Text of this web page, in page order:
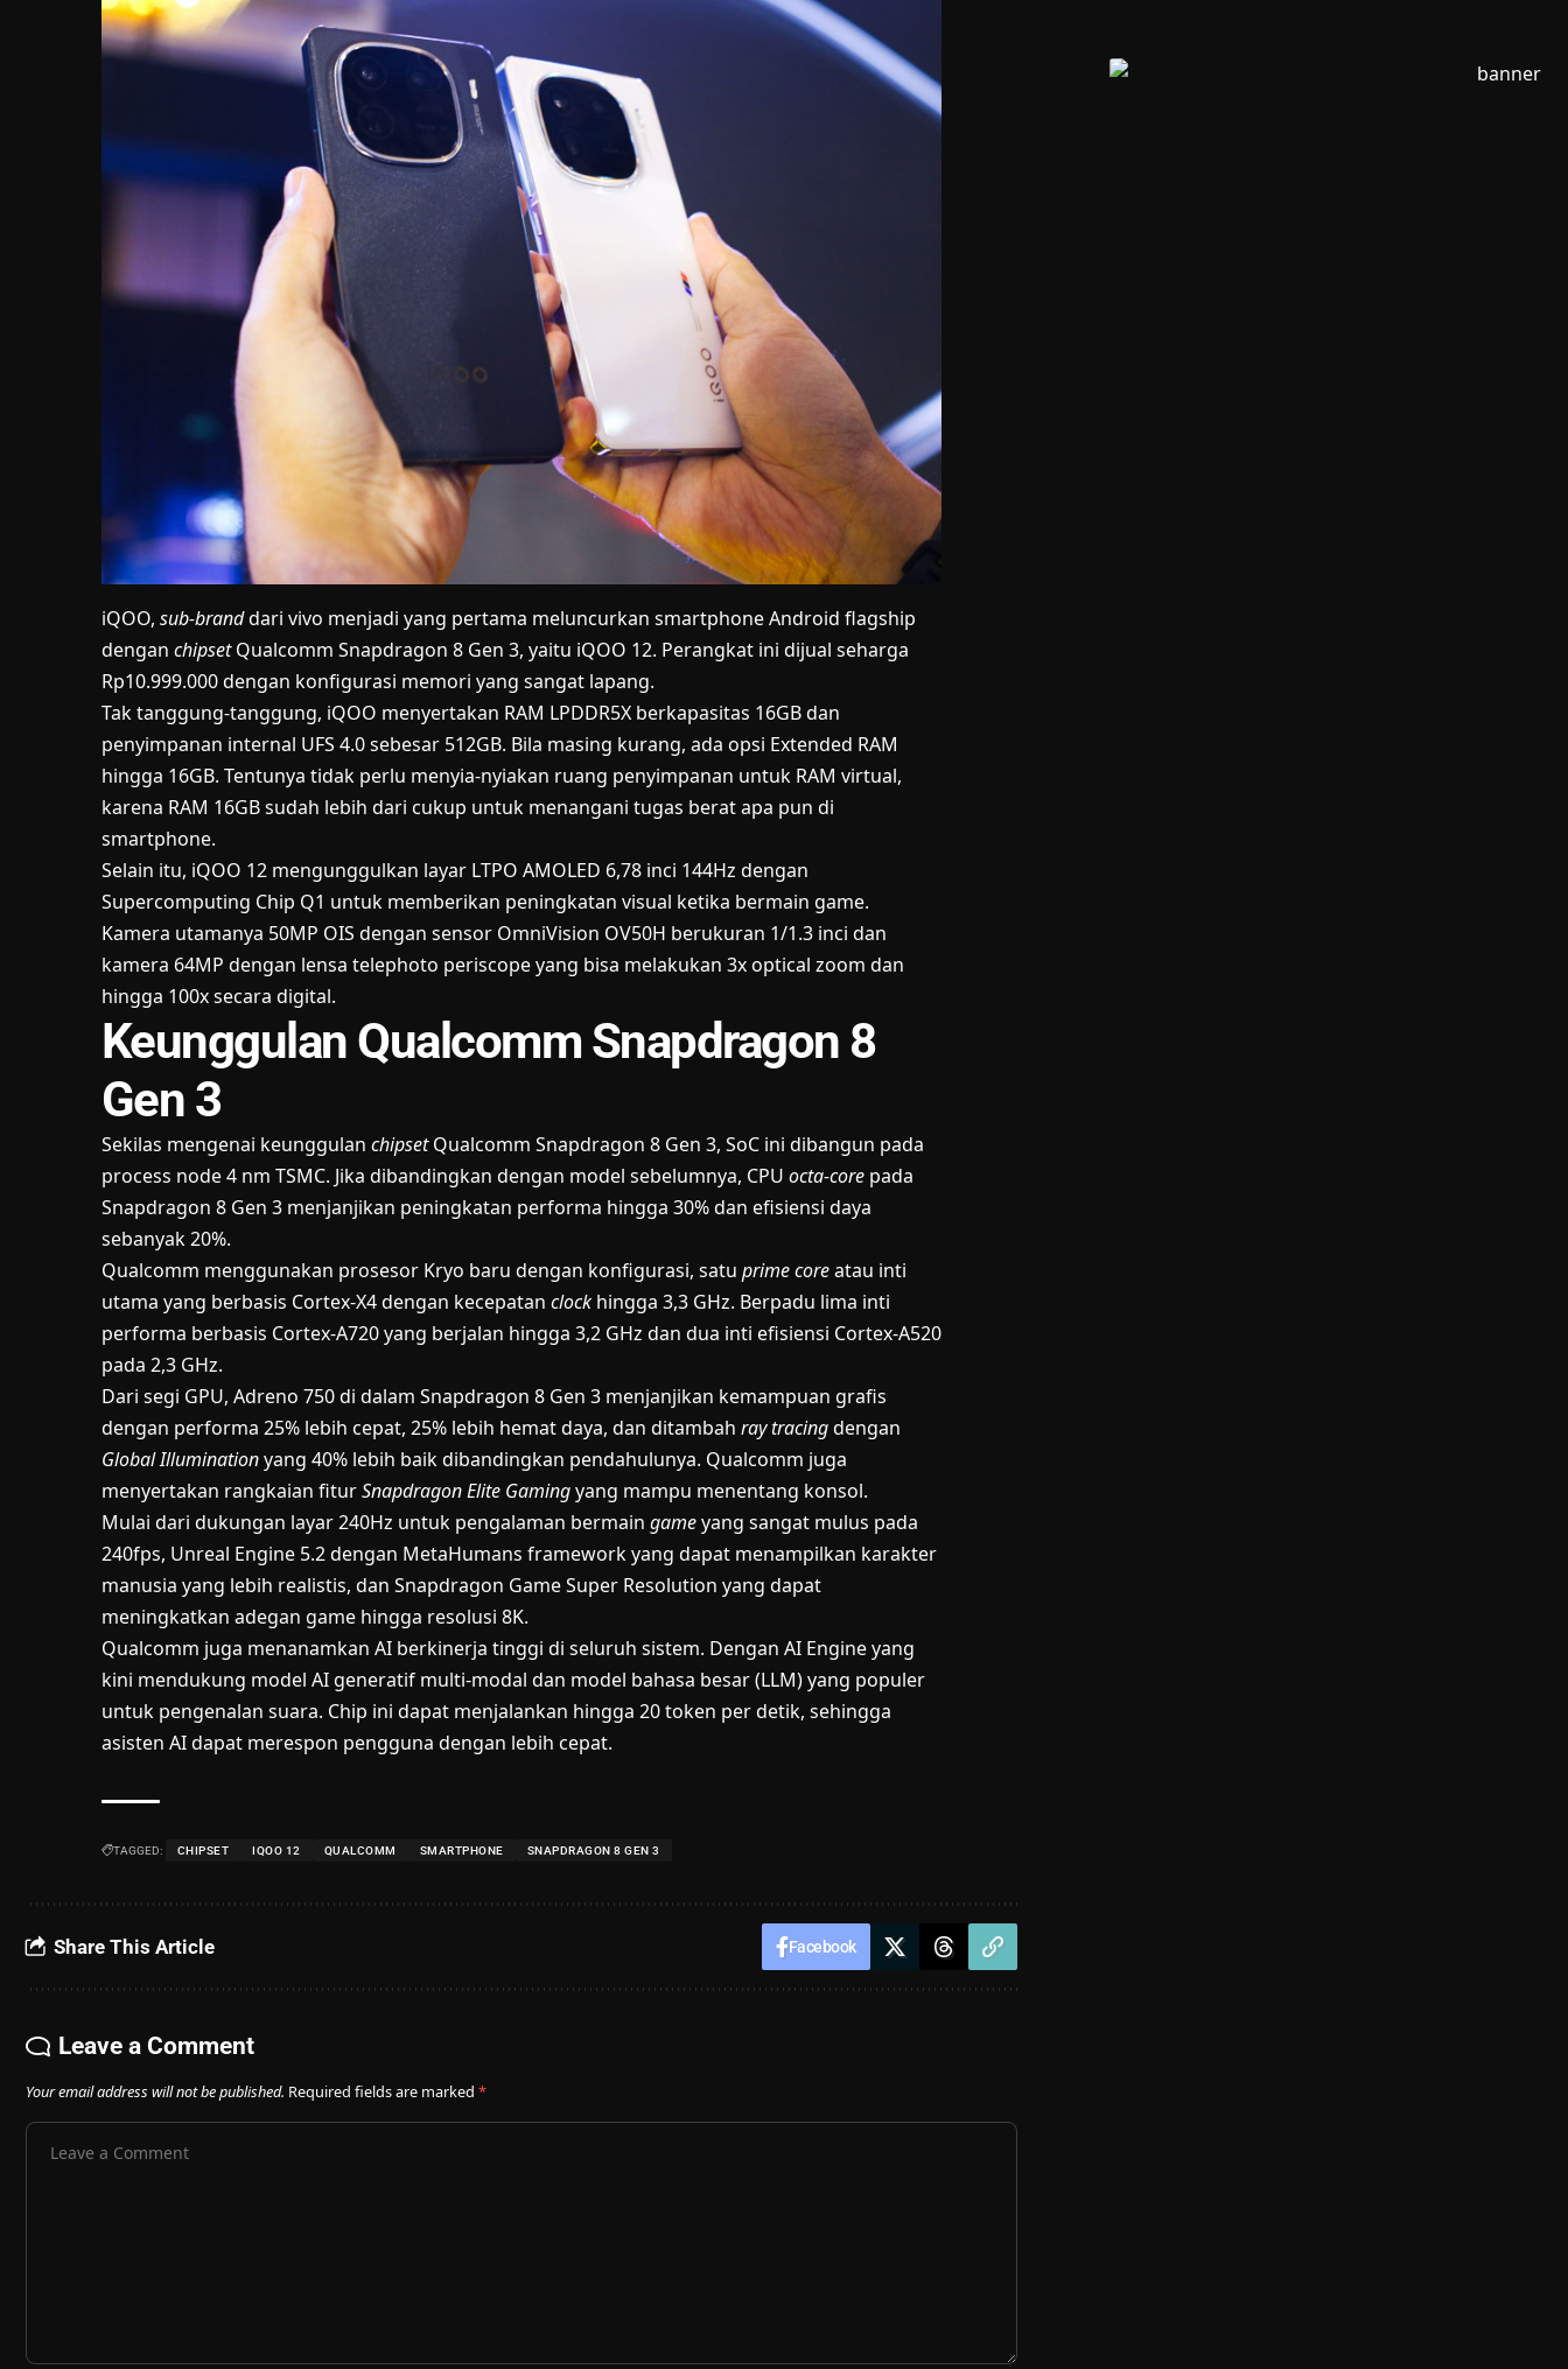
iQOO, sub-branddari vivo menjadi yang pertama meluncurkan smartphone Android flagship
dengan chipsetQualcomm Snapdragon 8 Gen 3, yaitu iQOO 12. Perangkat ini dijual seharga
Rp10.999.000 dengan konfigurasi memori yang sangat lapang.
Tak tanggung-tanggung, iQOO menyertakan RAM LPDDR5X berkapasitas 16GB dan
penyimpanan internal UFS 4.0 sebesar 512GB. Bila masing kurang, ada opsi Extended RAM
hingga 16GB. Tentunya tidak perlu menyia-nyiakan ruang penyimpanan untuk RAM virtual,
karena RAM 16GB sudah lebih dari cukup untuk menangani tugas berat apa pun di
smartphone.
Selain itu, iQOO 12 mengunggulkan layar LTPO AMOLED 6,78 inci 144Hz dengan
Supercomputing Chip Q1 untuk memberikan peningkatan visual ketika bermain game.
Kamera utamanya 50MP OIS dengan sensor OmniVision OV50H berukuran 1/1.3 inci dan
kamera 64MP dengan lensa telephoto periscope yang bisa melakukan 3x optical zoom dan
hingga 100x secara digital.
Keunggulan Qualcomm Snapdragon 8
Gen 3
Sekilas mengenai keunggulan chipset Qualcomm Snapdragon 8 Gen 3, SoC ini dibangun pada
process node 4 nm TSMC. Jika dibandingkan dengan model sebelumnya, CPU octa-corepada
Snapdragon 8 Gen 3 menjanjikan peningkatan performa hingga 30% dan efisiensi daya
sebanyak 20%.
Qualcomm menggunakan prosesor Kryo baru dengan konfigurasi, satu prime coreatau inti
utama yang berbasis Cortex-X4 dengan kecepatan clockhingga 3,3 GHz. Berpadu lima inti
performa berbasis Cortex-A720 yang berjalan hingga 3,2 GHz dan dua inti efisiensi Cortex-A520
pada 2,3 GHz.
Dari segi GPU, Adreno 750 di dalam Snapdragon 8 Gen 3 menjanjikan kemampuan grafis
dengan performa 25% lebih cepat, 25% lebih hemat daya, dan ditambah ray tracingdengan
Global Illuminationyang 40% lebih baik dibandingkan pendahulunya. Qualcomm juga
menyertakan rangkaian fiturSnapdragon Elite Gamingyang mampu menentang konsol.
Mulai dari dukungan layar 240Hz untuk pengalaman bermain gameyang sangat mulus pada
240fps, Unreal Engine 5.2 dengan MetaHumans framework yang dapat menampilkan karakter
manusia yang lebih realistis, dan Snapdragon Game Super Resolution yang dapat
meningkatkan adegan game hingga resolusi 8K.
Qualcomm juga menanamkan AI berkinerja tinggi di seluruh sistem. Dengan AI Engine yang
kini mendukung model AI generatif multi-modal dan model bahasa besar (LLM) yang populer
untuk pengenalan suara. Chip ini dapat menjalankan hingga 20 token per detik, sehingga
asisten AI dapat merespon pengguna dengan lebih cepat.
TAGGED: CHIPSET IQOO 12 QUALCOMM SMARTPHONE SNAPDRAGON 8 GEN 3
Share This Article Facebook
Leave a Comment
Your email address will not be published. Required fields are marked *